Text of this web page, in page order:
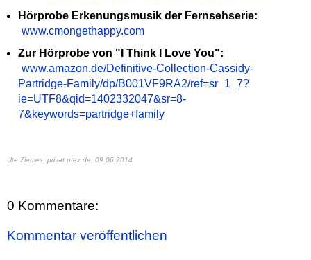
Hörprobe Erkenungsmusik der Fernsehserie:
www.cmongethappy.com
Zur Hörprobe von "I Think I Love You":
www.amazon.de/Definitive-Collection-Cassidy-
Partridge-Family/dp/B001VF9RA2/ref=sr_1_7?
ie=UTF8&qid=1402332047&sr=8-
7&keywords=partridge+family
Ute Ziemes, privat.utez.de, 09.06.2014
0 Kommentare:
Kommentar veröffentlichen